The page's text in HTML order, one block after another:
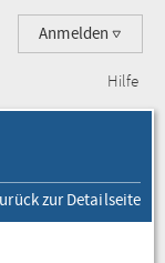
Anmelden
Hilfe
zur Detailseite